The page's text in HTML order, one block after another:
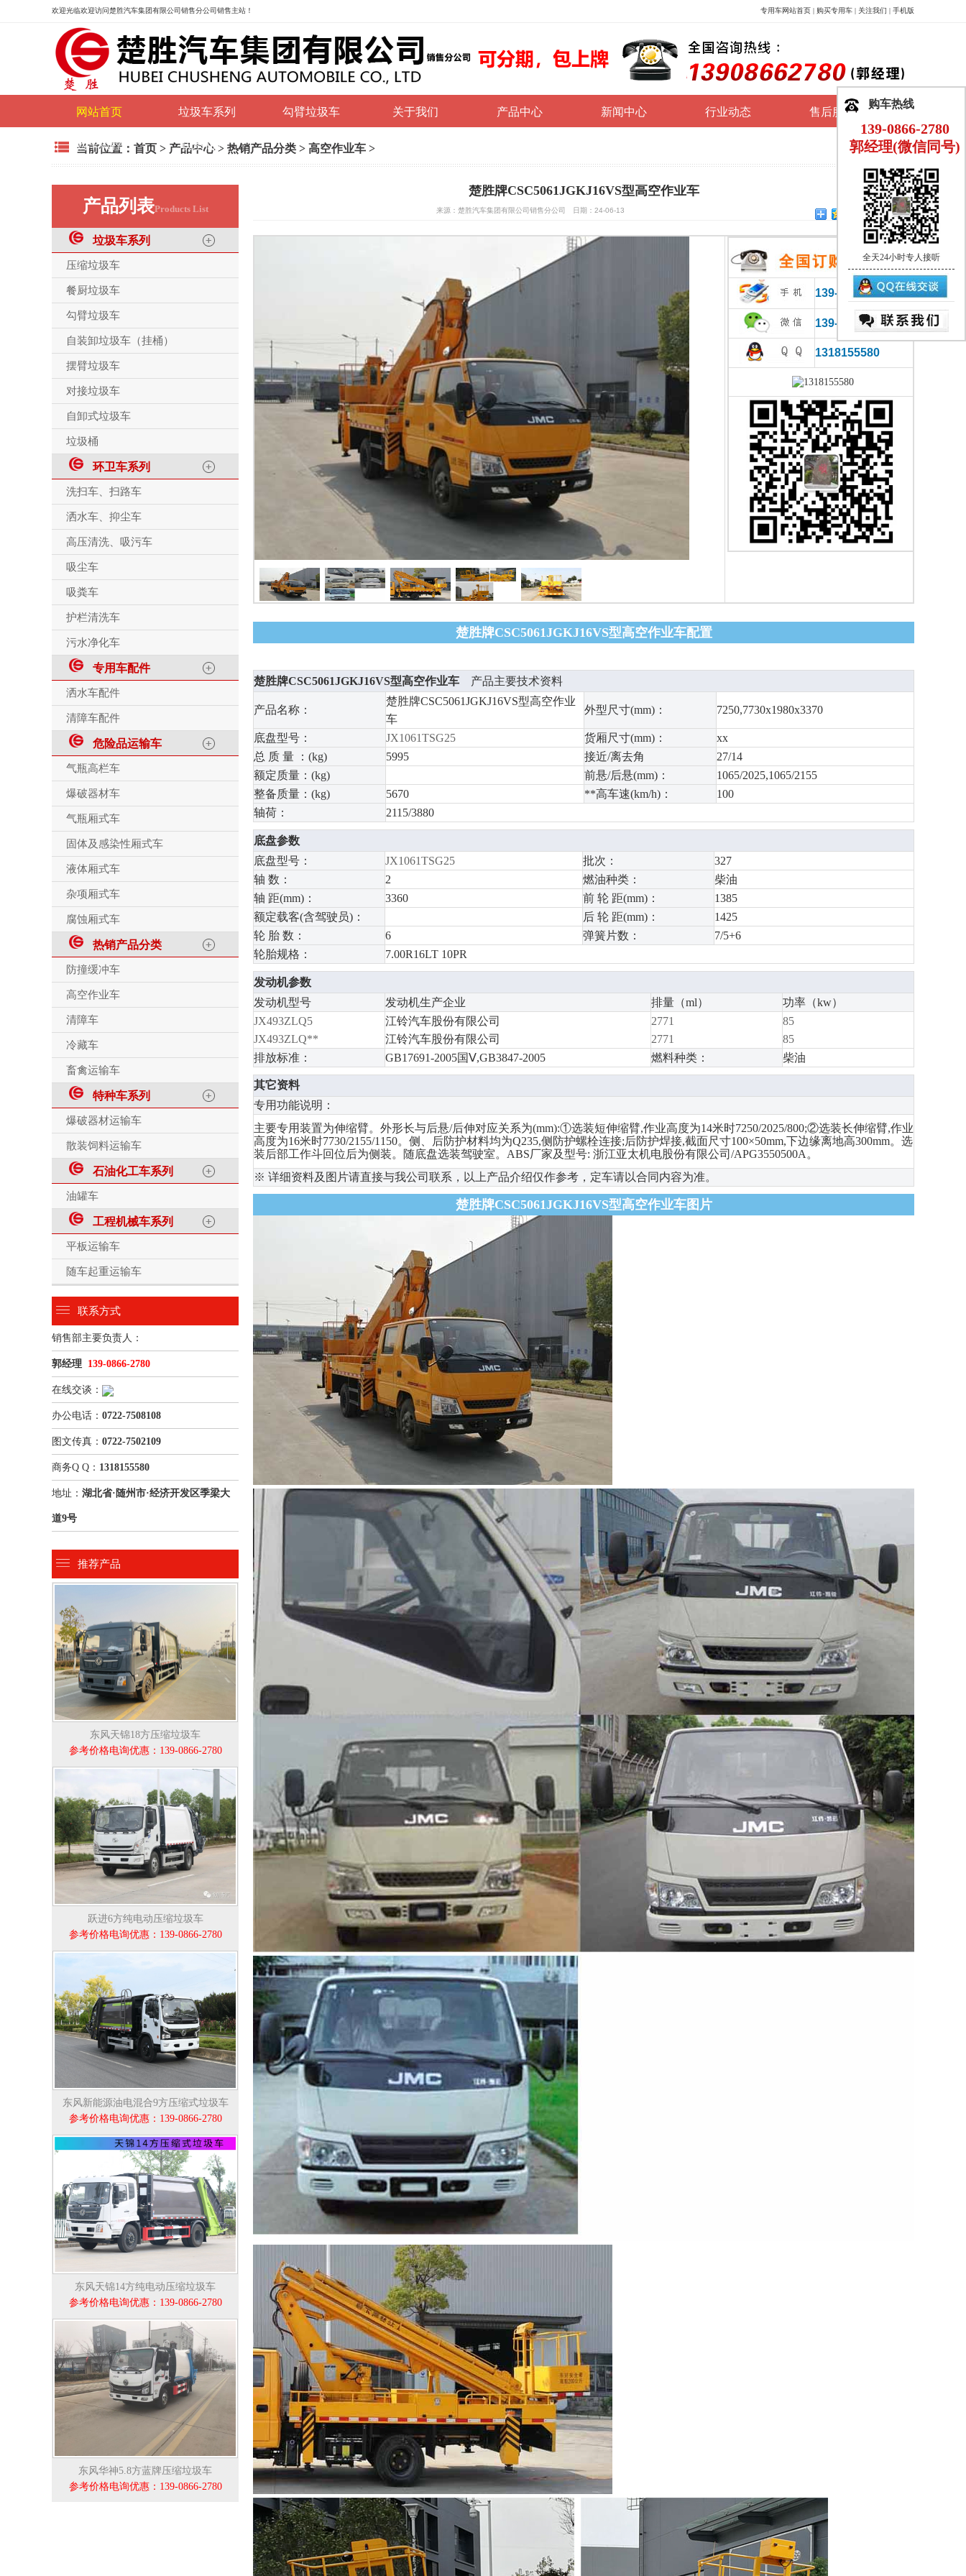
欢迎光临欢迎访问楚胜汽车集团有限公司销售分公司销售主站！ 专用车网站首页 | 购买专用车 | 关注我们 | 手机版
网站首页 垃圾车系列 勾臂垃圾车 关于我们 产品中心 新闻中心 行业动态 售后服务
购车流程 联系我们
当前位置： 首页 > 产品中心> 热销产品分类 > 高空作业车 >
产品列表Products List
垃圾车系列
压缩垃圾车
餐厨垃圾车
勾臂垃圾车
自装卸垃圾车（挂桶）
摆臂垃圾车
对接垃圾车
自卸式垃圾车
垃圾桶
环卫车系列
洗扫车、扫路车
洒水车、抑尘车
高压清洗、吸污车
吸尘车
吸粪车
护栏清洗车
污水净化车
专用车配件
洒水车配件
清障车配件
危险品运输车
气瓶高栏车
爆破器材车
气瓶厢式车
固体及感染性厢式车
液体厢式车
杂项厢式车
腐蚀厢式车
热销产品分类
防撞缓冲车
高空作业车
清障车
冷藏车
畜禽运输车
特种车系列
爆破器材运输车
散装饲料运输车
石油化工车系列
油罐车
工程机械车系列
平板运输车
随车起重运输车
联系方式
销售部主要负责人：
郭经理 139-0866-2780
在线交谈：
办公电话： 0722-7508108
图文传真： 0722-7502109
商务Q Q： 1318155580
地址： 湖北省·随州市·经济开发区季梁大
道9号
推荐产品
东风天锦18方压缩垃圾车
参考价格电询优惠：139-0866-2780
跃进6方纯电动压缩垃圾车
参考价格电询优惠：139-0866-2780
东风新能源油电混合9方压缩式垃圾车
参考价格电询优惠：139-0866-2780
东风天锦14方纯电动压缩垃圾车
参考价格电询优惠：139-0866-2780
东风华神5.8方蓝牌压缩垃圾车
参考价格电询优惠：139-0866-2780
楚胜牌CSC5061JGKJ16VS型高空作业车
来源：楚胜汽车集团有限公司销售分公司 日期：24-06-13
139-0866-2780
139-0866-2780
1318155580
楚胜牌CSC5061JGKJ16VS型高空作业车配置
楚胜牌CSC5061JGKJ16VS型高空作业车 产品主要技术资料
产品名称：
楚胜牌CSC5061JGKJ16VS型高空作业
车
外型尺寸(mm)： 7250,7730x1980x3370
底盘型号： JX1061TSG25 货厢尺寸(mm)：
xx
总 质 量 ：(kg)
5995 接近/离去角
27/14
额定质量：(kg)
前悬/后悬(mm)：
1065/2025,1065/2155
整备质量：(kg)
5670 **高车速(km/h)：
100
轴荷：
2115/3880
底盘参数
底盘型号：
JX1061TSG25 批次：
327
轴 数：
2 燃油种类：
柴油
轴 距(mm)：
3360 前 轮 距(mm)：
1385
额定载客(含驾驶员)：
后 轮 距(mm)：
1425
轮 胎 数：
6 弹簧片数：
7/5+6
轮胎规格：
7.00R16LT 10PR
发动机参数
发动机型号
发动机生产企业 排量（ml）
功率（kw）
JX493ZLQ5
JX493ZLQ**
江铃汽车股份有限公司
江铃汽车股份有限公司
2771
2771
85
85
排放标准：
GB17691-2005国Ⅴ,GB3847-2005 燃料种类： 柴油
其它资料
专用功能说明：
主要专用装置为伸缩臂。外形长与后悬/后伸对应关系为(mm):①选装短伸缩臂,作业高度为14米时7250/2025/800;②选装长伸缩臂,作业
高度为16米时7730/2155/1150。侧、后防护材料均为Q235,侧防护螺栓连接;后防护焊接,截面尺寸100×50mm,下边缘离地高300mm。选
装后部工作斗回位后为侧装。随底盘选装驾驶室。ABS厂家及型号: 浙江亚太机电股份有限公司/APG3550500A。
※ 详细资料及图片请直接与我公司联系，以上产品介绍仅作参考，定车请以合同内容为准。
楚胜牌CSC5061JGKJ16VS型高空作业车图片
购车热线
139-0866-2780
郭经理(微信同号)
全天24小时专人接听